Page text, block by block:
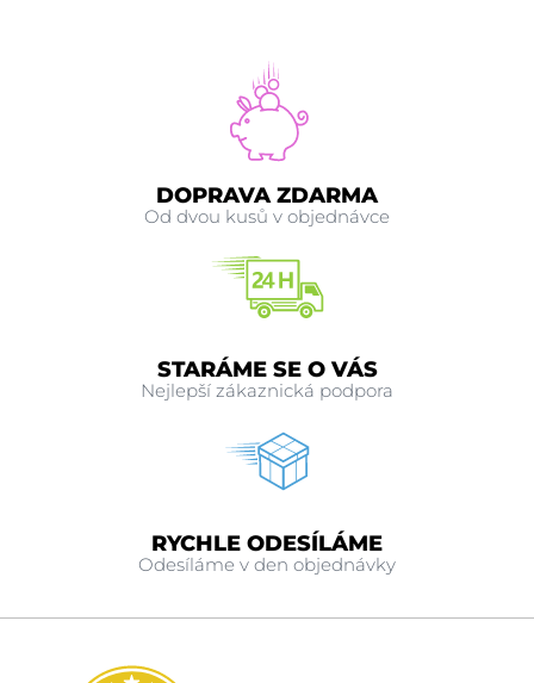
DOPRAVA ZDARMA
Od dvou kusů v objednávce
STARÁME SE O VÁS
Nejlepší zákaznická podpora
RYCHLE ODESÍLÁME
Odesíláme v den objednávky